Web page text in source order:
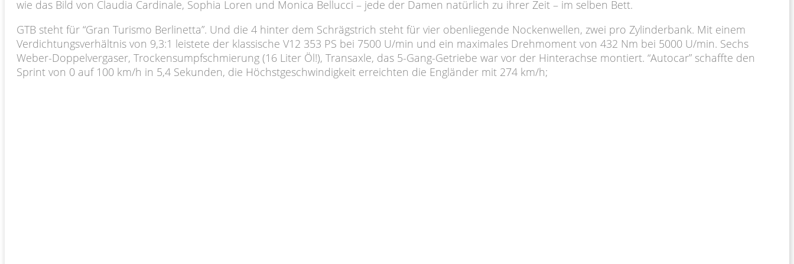
wie das Bild von Claudia Cardinale, Sophia Loren und Monica Bellucci – jede der Damen natürlich zu ihrer Zeit – im selben Bett.
GTB steht für “Gran Turismo Berlinetta”. Und die 4 hinter dem Schrägstrich steht für vier obenliegende Nockenwellen, zwei pro Zylinderbank. Mit einem
Verdichtungsverhältnis von 9,3:1 leistete der klassische V12 353 PS bei 7500 U/min und ein maximales Drehmoment von 432 Nm bei 5000 U/min. Sechs
Weber-Doppelvergaser, Trockensumpfschmierung (16 Liter Öl!), Transaxle, das 5-Gang-Getriebe war vor der Hinterachse montiert. “Autocar” schaffte den
Sprint von 0 auf 100 km/h in 5,4 Sekunden, die Höchstgeschwindigkeit erreichten die Engländer mit 274 km/h;